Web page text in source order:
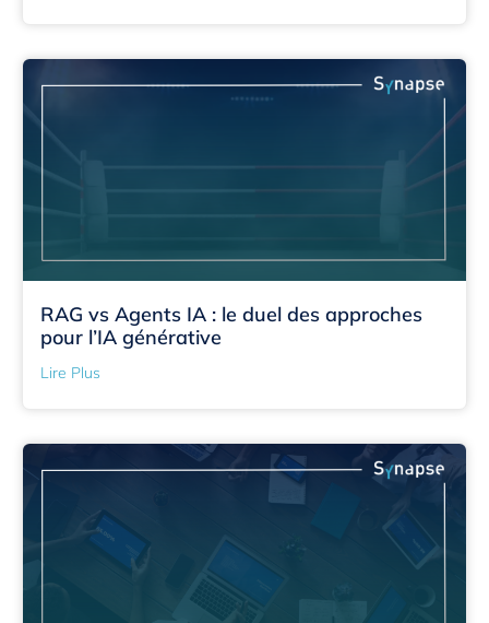
RAG vs Agents IA : le duel des approches
pour l’IA générative
Lire Plus